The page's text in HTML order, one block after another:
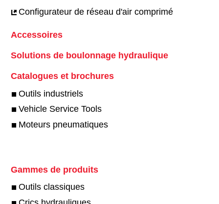
Configurateur de réseau d'air comprimé
Accessoires
Solutions de boulonnage hydraulique
Catalogues et brochures
Outils industriels
Vehicle Service Tools
Moteurs pneumatiques
Gammes de produits
Outils classiques